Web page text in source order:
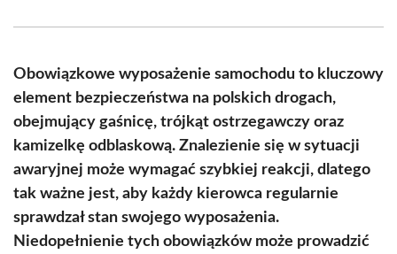
(Twitter)
Obowiązkowe wyposażenie samochodu to kluczowy
element bezpieczeństwa na polskich drogach,
obejmujący gaśnicę, trójkąt ostrzegawczy oraz
kamizelkę odblaskową. Znalezienie się w sytuacji
awaryjnej może wymagać szybkiej reakcji, dlatego
tak ważne jest, aby każdy kierowca regularnie
sprawdzał stan swojego wyposażenia.
Niedopełnienie tych obowiązków może prowadzić